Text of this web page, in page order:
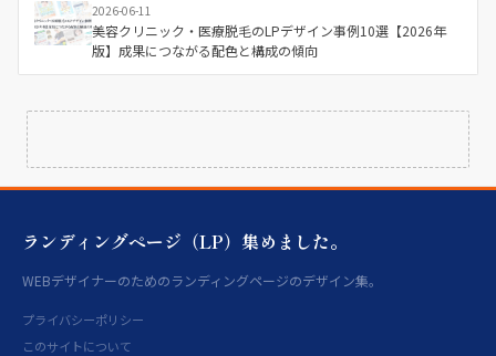
2026-06-11
美容クリニック・医療脱毛のLPデザイン事例10選【2026年
版】成果につながる配色と構成の傾向
ランディングページ（LP）集めました。
WEBデザイナーのためのランディングページのデザイン集。
プライバシーポリシー
このサイトについて